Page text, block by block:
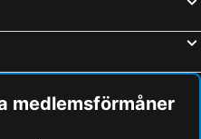
medlemsförmåner